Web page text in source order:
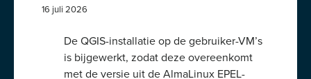
16 juli 2026
De QGIS-installatie op de gebruiker-VM’s
is bijgewerkt, zodat deze overeenkomt
met de versie uit de AlmaLinux EPEL-